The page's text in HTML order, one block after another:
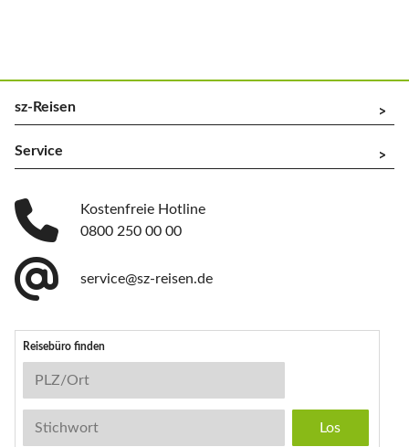
sz-Reisen ^
Service ^
Kostenfreie Hotline
0800 250 00 00
service@sz-reisen.de
Reisebüro finden
Reisebüro-Suche
PLZ/Ort